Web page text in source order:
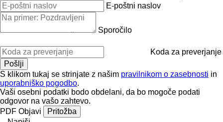
E-poštni naslov
Sporočilo
Koda za preverjanje
S klikom tukaj se strinjate z našim pravilnikom o zasebnosti in
uporabniško pogodbo.
Vaši osebni podatki bodo obdelani, da bo mogoče podati
odgovor na vašo zahtevo.
PDF Objavi
Pritožba